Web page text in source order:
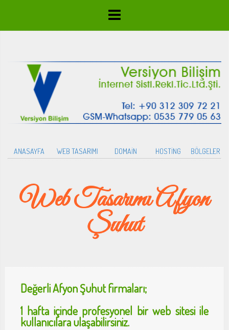
ANASAYFA WEB TASARIMI DOMAİN HOSTİNG BÖLGELER
Web Tasarımı Afyon
Şuhut
DeğerliAfyon Şuhutfirmaları;
1 hafta içinde profesyonel bir web sitesi ile
kullanıcılara ulaşabilirsiniz.